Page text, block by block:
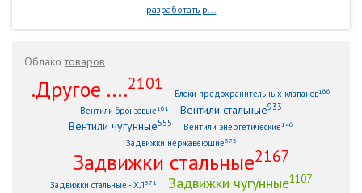
разработать р...
Облакотоваров
.Другое ....2101
Блоки предохранительных клапанов166
Вентили бронзовые161 Вентили стальные933
Вентили чугунные555 Вентили энергетические146
Задвижки нержавеющие373
Задвижки стальные2167
Задвижки стальные - ХЛ371 Задвижки чугунные1107